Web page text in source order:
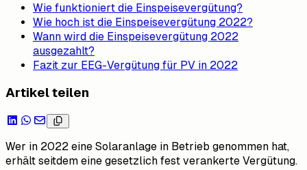
Wie funktioniert die Einspeisevergütung?
Wie hoch ist die Einspeisevergütung 2022?
Wann wird die Einspeisevergütung 2022
ausgezahlt?
Fazit zur EEG-Vergütung für PV in 2022
Artikel teilen
Wer in 2022 eine Solaranlage in Betrieb genommen hat,
erhält seitdem eine gesetzlich fest verankerte Vergütung.